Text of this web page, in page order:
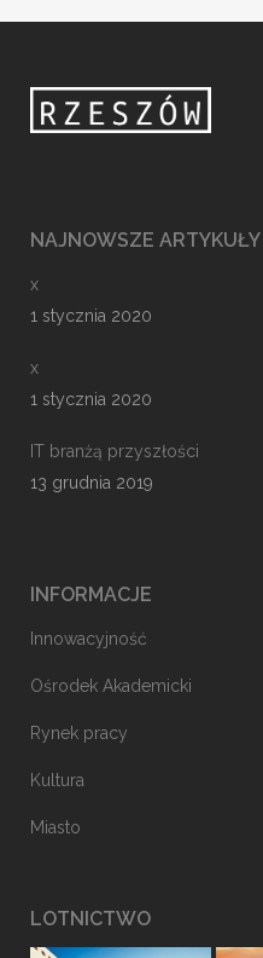
NAJNOWSZE ARTYKUŁY
x
1 stycznia 2020
x
1 stycznia 2020
IT branżą przyszłości
13 grudnia 2019
INFORMACJE
Innowacyjność
Ośrodek Akademicki
Rynek pracy
Kultura
Miasto
LOTNICTWO